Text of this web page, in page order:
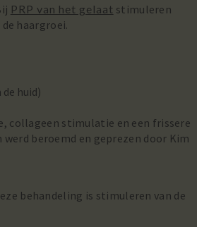
PRP van het gelaat stimuleren
haargroei.
huid)
collageen stimulatie en een frissere
beroemd en geprezen door Kim
behandeling is stimuleren van de